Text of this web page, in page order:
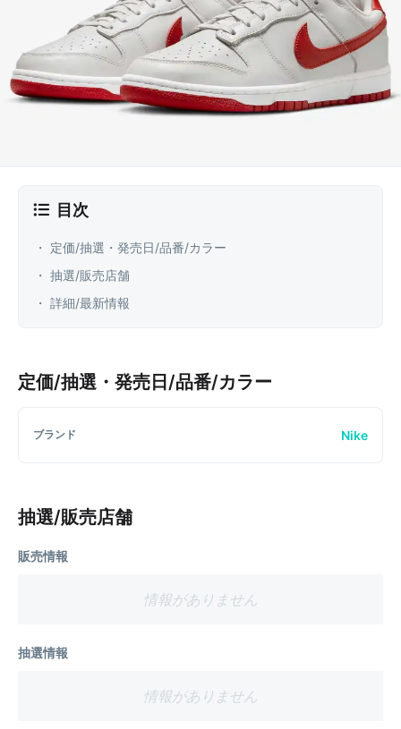
目次
・ 定価/抽選・発売日/品番/カラー
・ 抽選/販売店舗
・ 詳細/最新情報
定価/抽選・発売日/品番/カラー
ブランド Nike
抽選/販売店舗
販売情報
情報がありません
抽選情報
情報がありません